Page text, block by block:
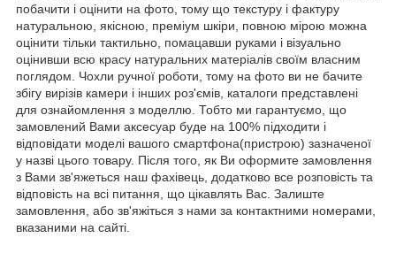
побачити і оцінити на фото, тому що текстуру і фактуру
натуральною, якісною, преміум шкіри, повною мірою можна
оцінити тільки тактильно, помацавши руками і візуально
оцінивши всю красу натуральних матеріалів своїм власним
поглядом. Чохли ручної роботи, тому на фото ви не бачите
збігу вирізів камери і інших роз'ємів, каталоги представлені
для ознайомлення з моделлю. Тобто ми гарантуємо, що
замовлений Вами аксесуар буде на 100% підходити і
відповідати моделі вашого смартфона(пристрою) зазначеної
у назві цього товару. Після того, як Ви оформите замовлення
з Вами зв'яжеться наш фахівець, додатково все розповість та
відповість на всі питання, що цікавлять Вас. Залиште
замовлення, або зв'яжіться з нами за контактними номерами,
вказаними на сайті.